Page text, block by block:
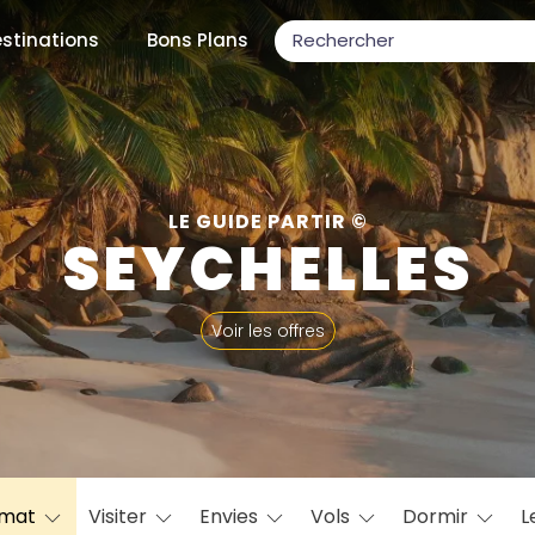
Bons Plans
LE GUIDE PARTIR ©
SEYCHELLES
Voir les offres
Visiter Envies Vols Dormir
populaires
mois
Février Mars Avril Mai Juin Juillet Août
Novembre Décembre